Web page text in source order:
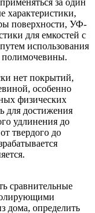
за один
характеристики,
поверхности, УФ-
для емкостей с
использования
полимочевины.
нет покрытий,
особенно
физических
для достижения
удлинения до
твердого до
сравнительные
дома, определить